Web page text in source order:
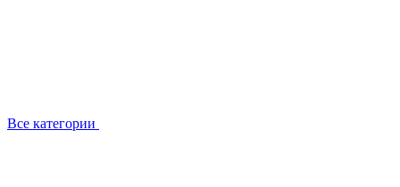
Все категории